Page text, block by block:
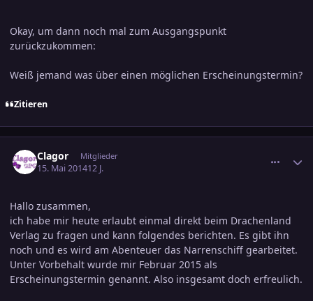
Okay, um dann noch mal zum Ausgangspunkt
zurückzukommen:
Weiß jemand was über einen möglichen Erscheinungstermin?
Zitieren
Clagor Mitglieder
15. Mai 201412 J.
Hallo zusammen,
ich habe mir heute erlaubt einmal direkt beim Drachenland
Verlag zu fragen und kann folgendes berichten. Es gibt ihn
noch und es wird am Abenteuer das Narrenschiff gearbeitet.
Unter Vorbehalt wurde mir Februar 2015 als
Erscheinungstermin genannt. Also insgesamt doch erfreulich.